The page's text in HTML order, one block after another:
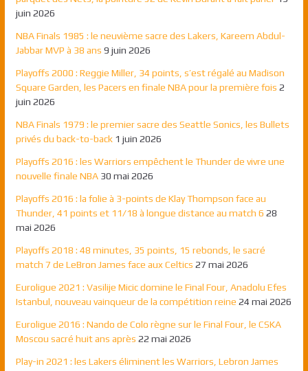
juin 2026
NBA Finals 1985 : le neuvième sacre des Lakers, Kareem Abdul-
Jabbar MVP à 38 ans 9 juin 2026
Playoffs 2000 : Reggie Miller, 34 points, s’est régalé au Madison
Square Garden, les Pacers en finale NBA pour la première fois 2
juin 2026
NBA Finals 1979 : le premier sacre des Seattle Sonics, les Bullets
privés du back-to-back 1 juin 2026
Playoffs 2016 : les Warriors empêchent le Thunder de vivre une
nouvelle finale NBA 30 mai 2026
Playoffs 2016 : la folie à 3-points de Klay Thompson face au
Thunder, 41 points et 11/18 à longue distance au match 6 28
mai 2026
Playoffs 2018 : 48 minutes, 35 points, 15 rebonds, le sacré
match 7 de LeBron James face aux Celtics 27 mai 2026
Euroligue 2021 : Vasilije Micic domine le Final Four, Anadolu Efes
Istanbul, nouveau vainqueur de la compétition reine 24 mai 2026
Euroligue 2016 : Nando de Colo règne sur le Final Four, le CSKA
Moscou sacré huit ans après 22 mai 2026
Play-in 2021 : les Lakers éliminent les Warriors, Lebron James